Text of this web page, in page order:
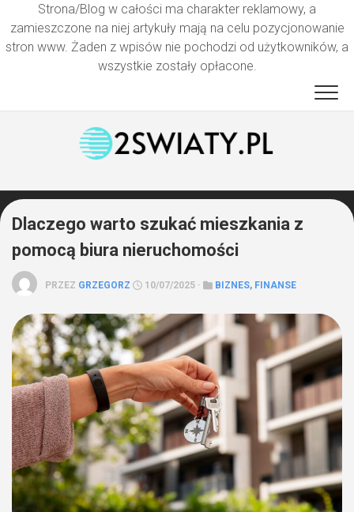
Strona/Blog w całości ma charakter reklamowy, a
zamieszczone na niej artykuły mają na celu pozycjonowanie
stron www. Żaden z wpisów nie pochodzi od użytkowników, a
wszystkie zostały opłacone.
Dlaczego warto szukać mieszkania z
pomocą biura nieruchomości
PRZEZ GRZEGORZ 10/07/2025 · BIZNES, FINANSE